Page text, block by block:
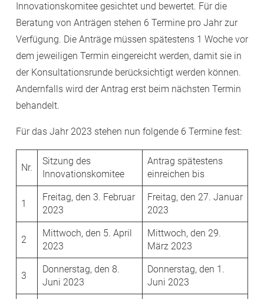
Innovationskomitee gesichtet und bewertet. Für die
Beratung von Anträgen stehen 6 Termine pro Jahr zur
Verfügung. Die Anträge müssen spätestens 1 Woche vor
dem jeweiligen Termin eingereicht werden, damit sie in
der Konsultationsrunde berücksichtigt werden können.
Andernfalls wird der Antrag erst beim nächsten Termin
behandelt.
Für das Jahr 2023 stehen nun folgende 6 Termine fest:
Nr.
Sitzung des
Innovationskomitee
Antrag spätestens
einreichen bis
1
Freitag, den 3. Februar
2023
Freitag, den 27. Januar
2023
2
Mittwoch, den 5. April
2023
Mittwoch, den 29.
März 2023
3
Donnerstag, den 8.
Juni 2023
Donnerstag, den 1.
Juni 2023